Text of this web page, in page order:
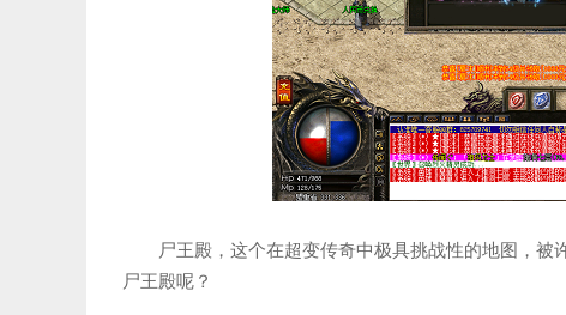
尸王殿，这个在超变传奇中极具挑战性的地图，
尸王殿呢？